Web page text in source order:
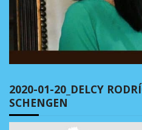
2020-01-20_DELCY
SCHENGEN